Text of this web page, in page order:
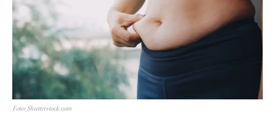
Foto: Shutterstock.com